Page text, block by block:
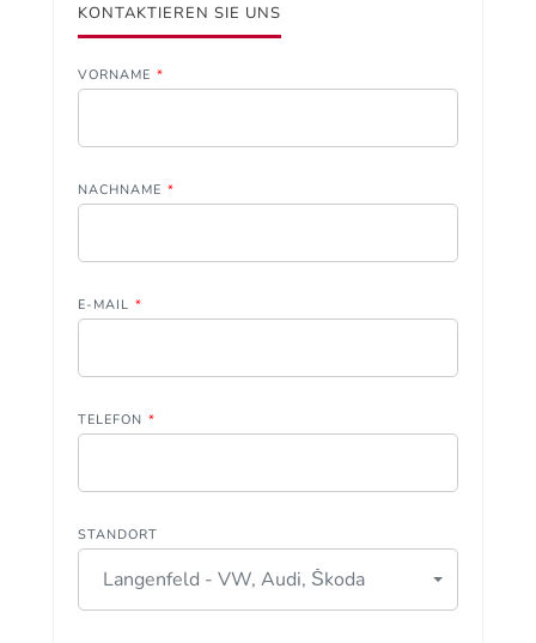
KONTAKTIEREN SIE UNS
VORNAME *
NACHNAME *
E-MAIL *
TELEFON *
STANDORT
Langenfeld - VW, Audi, Škoda